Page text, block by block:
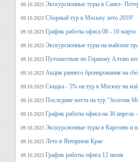
09.10.2023 Экскурсионные туры в Санкт-
09.10.2023 Сборный тур в Москву лето 2019!
09.10.2023 График работы офиса 08 - 10 марта
09.10.2023 Экскурсионные туры на майские
09.10.2023 Путешествие по Горному Алтаю
09.10.2023 Акция раннего бронирования на
09.10.2023 Скидка - 5% на тур в Москву на
09.10.2023 Последние места на тур "Золотая
09.10.2023 График работы офиса на 30 апреля
09.10.2023 Экскурсионные туры в Карелию и
09.10.2023 Лето в Янтарном Крае
09.10.2023 График работы офиса 12 июня